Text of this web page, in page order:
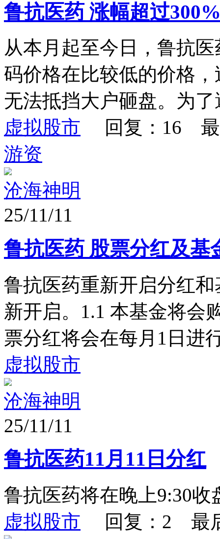
鲁抗医药 涨幅超过
从本月起至今日，鲁抗
码价格在比较低的价格
无法抵挡大户砸盘。为
虚拟股市 回复：16 最
游资
沧海神明
25/11/11
鲁抗医药 股票分红及基
鲁抗医药重新开启分红
新开启。1.1 本基金将会
票分红将会在每月1日进
虚拟股市
沧海神明
25/11/11
鲁抗医药11月11日分红
鲁抗医药将在晚上9:30收
虚拟股市 回复：2 最